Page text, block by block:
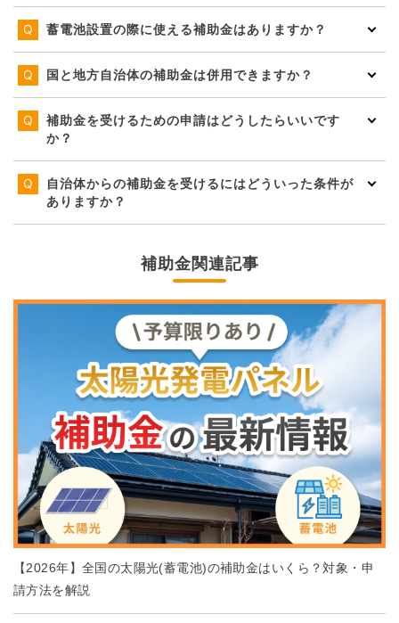
蓄電池設置の際に使える補助金はありますか？
国と地方自治体の補助金は併用できますか？
補助金を受けるための申請はどうしたらいいです
か？
自治体からの補助金を受けるにはどういった条件が
ありますか？
補助金関連記事
【2026年】全国の太陽光(蓄電池)の補助金はいくら？対象・申
請方法を解説